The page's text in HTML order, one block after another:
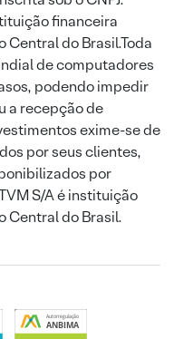
financeira
Central do Brasil.Toda
de computadores
podendo impedir
a recepção de
exime-se de
por seus clientes,
por
S/A é instituição
Central do Brasil.